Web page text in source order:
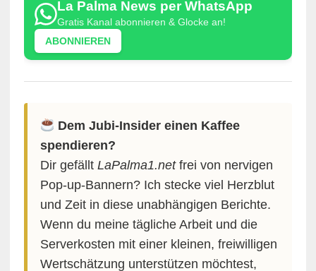
La Palma News per WhatsApp
Gratis Kanal abonnieren & Glocke an!
ABONNIEREN
Dem Jubi-Insider einen Kaffee
spendieren?
Dir gefällt LaPalma1.netfrei von nervigen
Pop-up-Bannern? Ich stecke viel Herzblut
und Zeit in diese unabhängigen Berichte.
Wenn du meine tägliche Arbeit und die
Serverkosten mit einer kleinen, freiwilligen
Wertschätzung unterstützen möchtest,